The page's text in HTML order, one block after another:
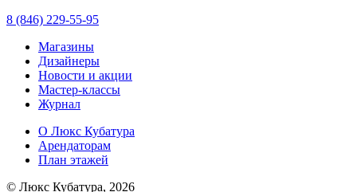
8 (846) 229-55-95
Магазины
Дизайнеры
Новости и акции
Мастер-классы
Журнал
О Люкс Кубатура
Арендаторам
План этажей
© Люкс Кубатура, 2026